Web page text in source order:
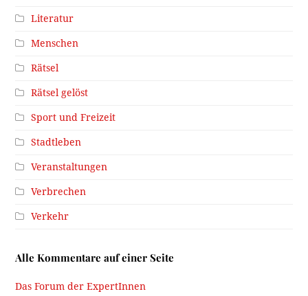
Literatur
Menschen
Rätsel
Rätsel gelöst
Sport und Freizeit
Stadtleben
Veranstaltungen
Verbrechen
Verkehr
Alle Kommentare auf einer Seite
Das Forum der ExpertInnen